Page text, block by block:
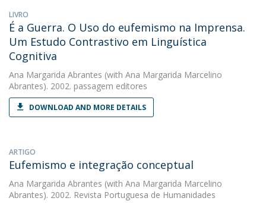
LIVRO
É a Guerra. O Uso do eufemismo na Imprensa.
Um Estudo Contrastivo em Linguística
Cognitiva
Ana Margarida Abrantes (with Ana Margarida Marcelino
Abrantes). 2002. passagem editores
DOWNLOAD AND MORE DETAILS
ARTIGO
Eufemismo e integração conceptual
Ana Margarida Abrantes (with Ana Margarida Marcelino
Abrantes). 2002. Revista Portuguesa de Humanidades